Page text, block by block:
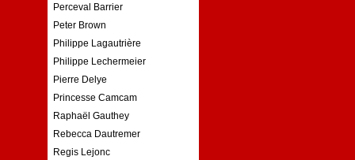
Perceval Barrier
Peter Brown
Philippe Lagautrière
Philippe Lechermeier
Pierre Delye
Princesse Camcam
Raphaël Gauthey
Rebecca Dautremer
Regis Lejonc